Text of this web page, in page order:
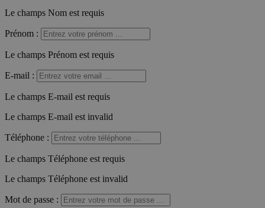
Le champs Nom est requis
Prénom :
Le champs Prénom est requis
E-mail :
Le champs E-mail est requis
Le champs E-mail est invalid
Téléphone :
Le champs Téléphone est requis
Le champs Téléphone est invalid
Mot de passe :